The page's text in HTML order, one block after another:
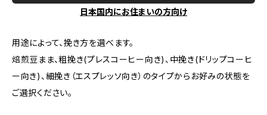
日本国内にお住まいの方向け
用途によって、挽き方を選べます。
焙煎豆まま、粗挽き(プレスコーヒー向き)、中挽き(ドリップコーヒ
ー向き)、細挽き（エスプレッソ向き）のタイプからお好みの状態を
ご選択ください。